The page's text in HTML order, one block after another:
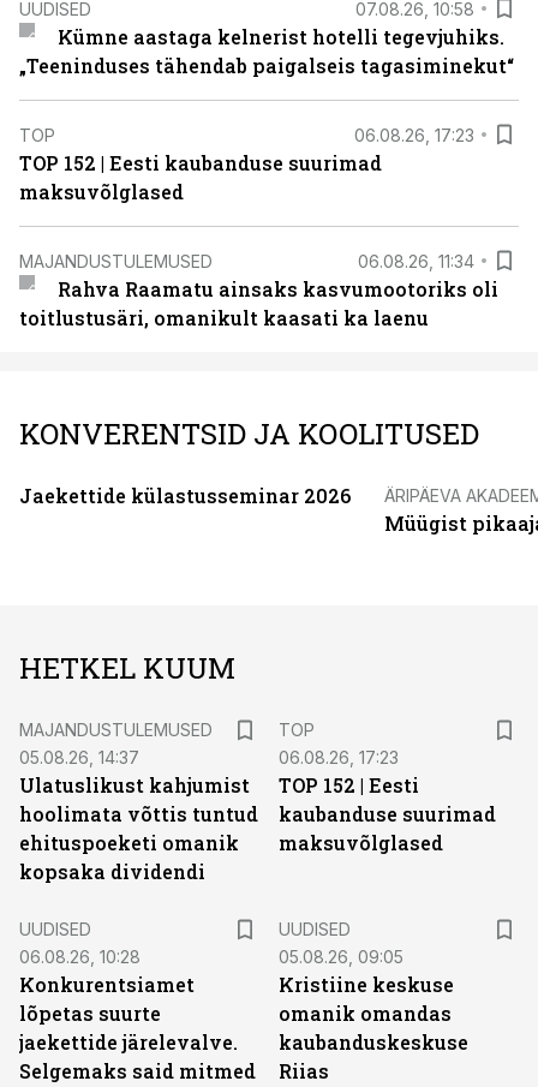
UUDISED 07.08.26, 10:58
Kümne aastaga kelnerist hotelli tegevjuhiks.
„Teeninduses tähendab paigalseis tagasiminekut“
TOP 06.08.26, 17:23
TOP 152 | Eesti kaubanduse suurimad
maksuvõlglased
MAJANDUSTULEMUSED 06.08.26, 11:34
Rahva Raamatu ainsaks kasvumootoriks oli
toitlustusäri, omanikult kaasati ka laenu
KONVERENTSID JA KOOLITUSED
Jaekettide külastusseminar 2026 ÄRIPÄEVA
Müügist
HETKEL KUUM
MAJANDUSTULEMUSED
05.08.26, 14:37
Ulatuslikust kahjumist
hoolimata võttis tuntud
ehituspoeketi omanik
kopsaka dividendi
TOP
06.08.26, 17:23
TOP 152 | Eesti
kaubanduse suurimad
maksuvõlglased
UUDISED
06.08.26, 10:28
Konkurentsiamet
lõpetas suurte
jaekettide järelevalve.
Selgemaks said mitmed
UUDISED
05.08.26, 09:05
Kristiine keskuse
omanik omandas
kaubanduskeskuse
Riias